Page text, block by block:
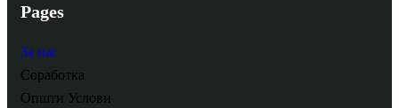
Pages
За нас
Соработка
Општи Услови